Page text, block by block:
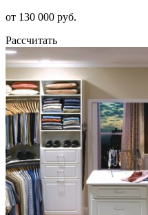
от 130 000 руб.
Рассчитать